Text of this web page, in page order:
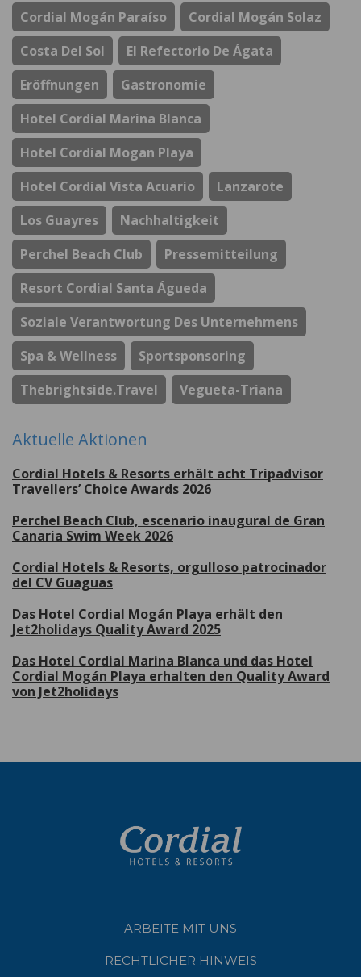
Cordial Mogán Paraíso
Cordial Mogán Solaz
Costa Del Sol
El Refectorio De Ágata
Eröffnungen
Gastronomie
Hotel Cordial Marina Blanca
Hotel Cordial Mogan Playa
Hotel Cordial Vista Acuario
Lanzarote
Los Guayres
Nachhaltigkeit
Perchel Beach Club
Pressemitteilung
Resort Cordial Santa Águeda
Soziale Verantwortung Des Unternehmens
Spa & Wellness
Sportsponsoring
Thebrightside.travel
Vegueta-Triana
Aktuelle Aktionen
Cordial Hotels & Resorts erhält acht Tripadvisor
Travellers’ Choice Awards 2026
Perchel Beach Club, escenario inaugural de Gran
Canaria Swim Week 2026
Cordial Hotels & Resorts, orgulloso patrocinador
del CV Guaguas
Das Hotel Cordial Mogán Playa erhält den
Jet2holidays Quality Award 2025
Das Hotel Cordial Marina Blanca und das Hotel
Cordial Mogán Playa erhalten den Quality Award
von Jet2holidays
ARBEITE MIT UNS
RECHTLICHER HINWEIS